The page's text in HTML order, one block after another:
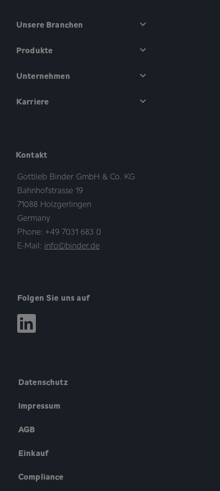
Unsere Branchen
Produkte
Unternehmen
Karriere
Kontakt
Gottlieb Binder GmbH & Co. KG
Bahnhofstrasse 19
71088 Holzgerlingen
Germany
Phone: +49 7031 683 0
E-Mail: info©binder.de
Folgen Sie uns auf
Datenschutz
Impressum
AGB
Einkauf
Compliance